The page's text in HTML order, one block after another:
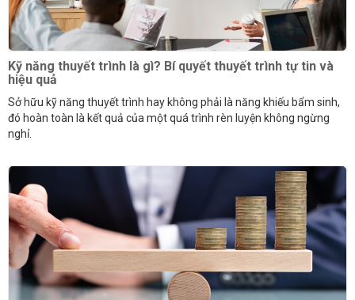
Kỹ năng thuyết trình là gì? Bí quyết thuyết trình tự tin và
hiệu quả
Sở hữu kỹ năng thuyết trình hay không phải là năng khiếu bẩm sinh,
đó hoàn toàn là kết quả của một quá trình rèn luyện không ngừng
nghỉ.